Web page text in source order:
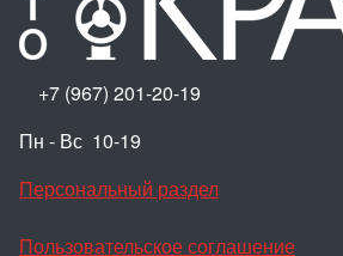
+7 (967) 201-20-19
Пн - Вс 10-19
Персональный раздел
Пользовательское соглашение